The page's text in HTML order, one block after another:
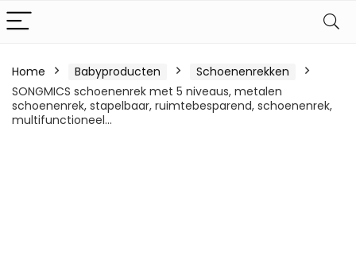
Home Babyproducten
Schoenenrekken
SONGMICS schoenenrek met 5 niveaus, metalen
schoenenrek, stapelbaar, ruimtebesparend, schoenenrek,
multifunctioneel…